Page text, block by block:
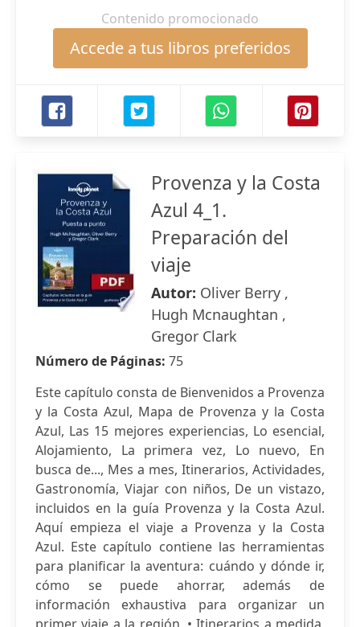
Contenido promocionado
Accede a tus libros preferidos
Provenza y la Costa
Azul 4_1.
Preparación del
viaje
Autor: Oliver Berry ,
Hugh Mcnaughtan ,
Gregor Clark
Número de Páginas: 75
Este capítulo consta de Bienvenidos a Provenza
y la Costa Azul, Mapa de Provenza y la Costa
Azul, Las 15 mejores experiencias, Lo esencial,
Alojamiento, La primera vez, Lo nuevo, En
busca de..., Mes a mes, Itinerarios, Actividades,
Gastronomía, Viajar con niños, De un vistazo,
incluidos en la guía Provenza y la Costa Azul.
Aquí empieza el viaje a Provenza y la Costa
Azul. Este capítulo contiene las herramientas
para planificar la aventura: cuándo y dónde ir,
cómo se puede ahorrar, además de
información exhaustiva para organizar un